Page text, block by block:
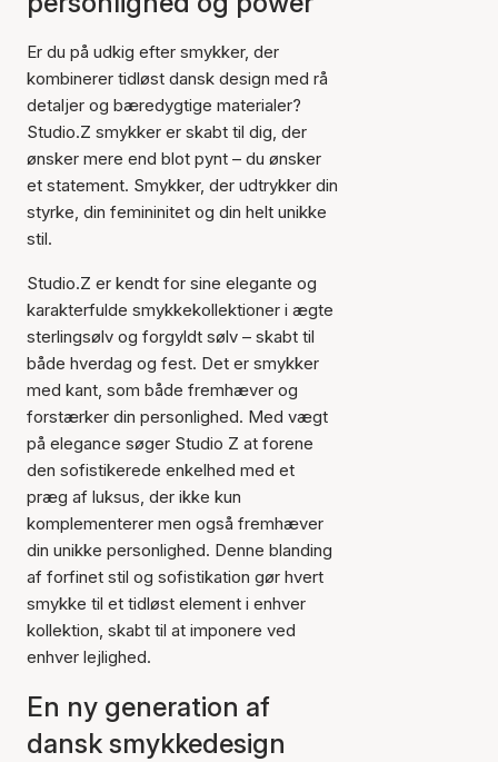
Er du på udkig efter smykker, der
kombinerer tidløst dansk design med rå
detaljer og bæredygtige materialer?
Studio.Z smykker er skabt til dig, der
ønsker mere end blot pynt – du ønsker
et statement. Smykker, der udtrykker din
styrke, din femininitet og din helt unikke
stil.
Studio.Z er kendt for sine elegante og
karakterfulde smykkekollektioner i ægte
sterlingsølv og forgyldt sølv – skabt til
både hverdag og fest. Det er smykker
med kant, som både fremhæver og
forstærker din personlighed. Med vægt
på elegance søger Studio Z at forene
den sofistikerede enkelhed med et
præg af luksus, der ikke kun
komplementerer men også fremhæver
din unikke personlighed. Denne blanding
af forfinet stil og sofistikation gør hvert
smykke til et tidløst element i enhver
kollektion, skabt til at imponere ved
enhver lejlighed.
En ny generation af
dansk smykkedesign